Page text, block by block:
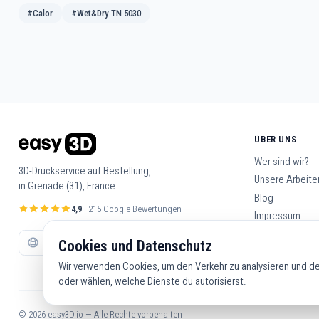
#Calor #Wet&Dry TN 5030
3D-Druckservice auf Bestellung,
in Grenade (31), France.
4,9· 215 Google-Bewertungen
ÜBER UNS
Wer sind wir?
Unsere
Blog
Impressum
© 2026 easy3D.io — Alle Rechte vorbehalten
Cookies und Datenschutz
Wir verwenden Cookies, um den Verkehr zu analysieren und
oder wählen, welche Dienste du autorisierst.